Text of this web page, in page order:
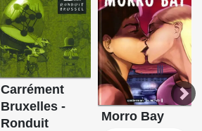
Carrément
Bruxelles -
Ronduit
Morro Bay